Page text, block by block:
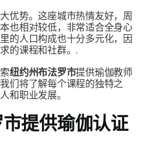
优势。这座城市热情友好，周
也相对较低，非常适合全身心
的人口构成也十分多元化，因
的课程和社群。.
纽约州布法罗市提供瑜伽教师
们将了解每个课程的独特之
和职业发展。
提供瑜伽认证